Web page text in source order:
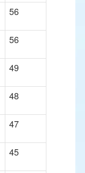
56
56
49
48
47
45